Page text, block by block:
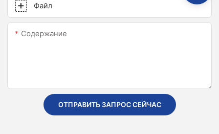
Файл
Содержание
ОТПРАВИТЬ ЗАПРОС СЕЙЧАС